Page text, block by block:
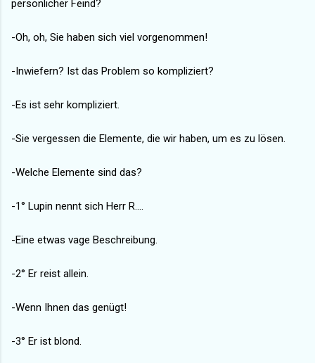
persönlicher Feind?
-Oh, oh, Sie haben sich viel vorgenommen!
-Inwiefern? Ist das Problem so kompliziert?
-Es ist sehr kompliziert.
-Sie vergessen die Elemente, die wir haben, um es zu lösen.
-Welche Elemente sind das?
-1° Lupin nennt sich Herr R....
-Eine etwas vage Beschreibung.
-2° Er reist allein.
-Wenn Ihnen das genügt!
-3° Er ist blond.